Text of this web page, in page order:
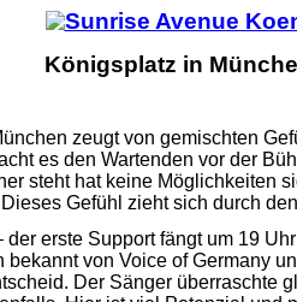
Königsplatz in
zeugt von gemischten
es den Wartenden vor der
steht hat keine Möglichkeiten
Gefühl zieht sich durch
der erste Support fängt um 19
bekannt von Voice of Germany
Der Sänger überraschte